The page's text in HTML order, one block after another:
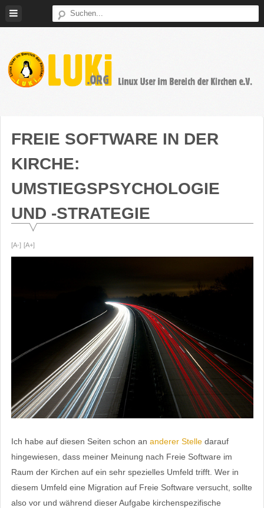
Bereich
der
FREIE SOFTWARE IN DER
KIRCHE:
UMSTIEGSPSYCHOLOGIE
UND -STRATEGIE
[A-] [A+]
Ich habe auf diesen Seiten schon an anderer Stelledarauf
hingewiesen, dass meiner Meinung nach Freie Software im
Raum der Kirchen auf ein sehr spezielles Umfeld trifft. Wer in
diesem Umfeld eine Migration auf Freie Software versucht, sollte
also vor und während dieser Aufgabe kirchenspezifische